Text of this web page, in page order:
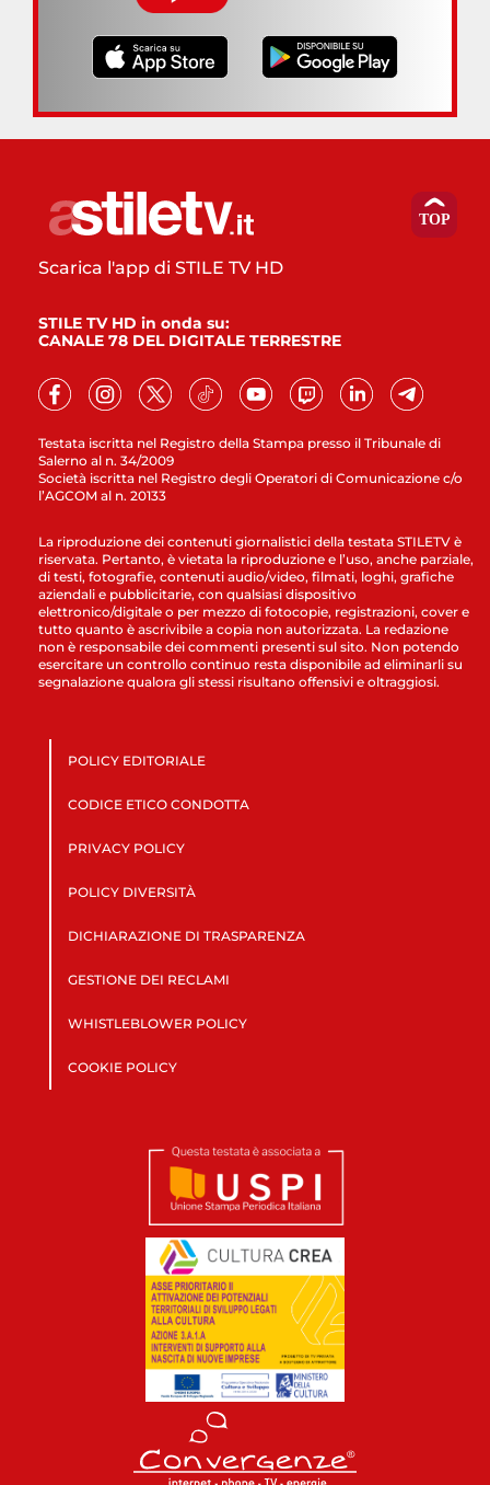
Testata iscritta nel Registro della Stampa presso il Tribunale di
Salerno al n. 34/2009
Società iscritta nel Registro degli Operatori di Comunicazione c/o
l’AGCOM al n. 20133
Scarica l'app di STILE TV HD
STILE TV HD in onda su:
CANALE 78 DEL DIGITALE TERRESTRE
La riproduzione dei contenuti giornalistici della testata STILETV è
riservata. Pertanto, è vietata la riproduzione e l’uso, anche parziale,
di testi, fotografie, contenuti audio/video, filmati, loghi, grafiche
aziendali e pubblicitarie, con qualsiasi dispositivo
elettronico/digitale o per mezzo di fotocopie, registrazioni, cover e
tutto quanto è ascrivibile a copia non autorizzata. La redazione
non è responsabile dei commenti presenti sul sito. Non potendo
esercitare un controllo continuo resta disponibile ad eliminarli su
segnalazione qualora gli stessi risultano offensivi e oltraggiosi.
POLICY EDITORIALE
CODICE ETICO CONDOTTA
PRIVACY POLICY
POLICY DIVERSITÀ
DICHIARAZIONE DI TRASPARENZA
GESTIONE DEI RECLAMI
WHISTLEBLOWER POLICY
COOKIE POLICY